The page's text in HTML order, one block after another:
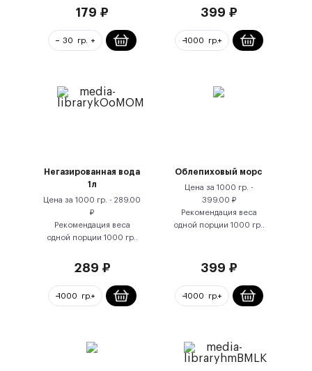
179 ₽ 399 ₽
Негазированная вода
1л
Цена за 1000 гр. - 289.00
₽
Рекомендация веса
одной порции 1000 гр.
289 ₽
Облепиховый морс
Цена за 1000 гр. -
399.00 ₽
Рекомендация веса
одной порции 1000 гр.
399 ₽